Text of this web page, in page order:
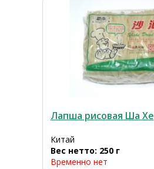
Лапша рисовая Ша Хе
Китай
Вес нетто: 250 г
Временно нет